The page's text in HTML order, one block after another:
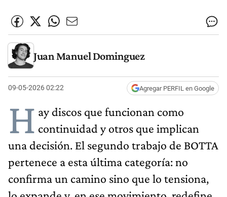
Juan Manuel Dominguez
09-05-2026 02:22 Agregar PERFIL en Google
H ay discos que funcionan como
continuidad y otros que implican
una decisión. El segundo trabajo de BOTTA
pertenece a esta última categoría: no
confirma un camino sino que lo tensiona,